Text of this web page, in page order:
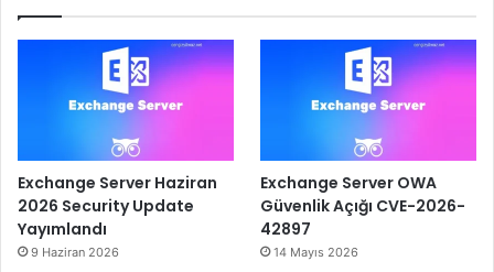
Exchange Server Haziran
2026 Security Update
Yayımlandı
9 Haziran 2026
Exchange Server OWA
Güvenlik Açığı CVE-2026-
42897
14 Mayıs 2026